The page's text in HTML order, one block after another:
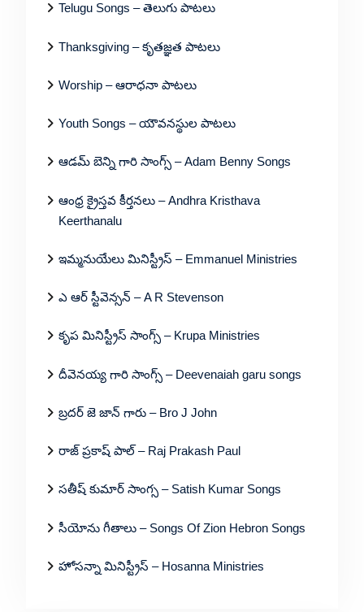
Telugu Songs – తెలుగు పాటలు
Thanksgiving – కృతజ్ఞత పాటలు
Worship – ఆరాధనా పాటలు
Youth Songs – యౌవనస్థుల పాటలు
ఆడమ్ బెన్ని గారి సాంగ్స్ – Adam Benny Songs
ఆంధ్ర క్రైస్తవ కీర్తనలు – Andhra Kristhava
Keerthanalu
ఇమ్మనుయేలు మినిస్ట్రీస్ – Emmanuel Ministries
ఎ ఆర్ స్టీవెన్సన్ – A R Stevenson
కృప మినిస్ట్రీస్ సాంగ్స్ – Krupa Ministries
దీవెనయ్య గారి సాంగ్స్ – Deevenaiah garu songs
బ్రదర్ జె జాన్ గారు – Bro J John
రాజ్ ప్రకాష్ పాల్ – Raj Prakash Paul
సతీష్ కుమార్ సాంగ్స – Satish Kumar Songs
సీయోను గీతాలు – Songs Of Zion Hebron Songs
హోసన్నా మినిస్ట్రీస్ – Hosanna Ministries